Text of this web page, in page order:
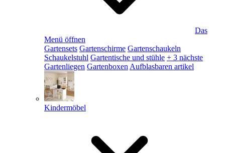
Das
Menü öffnen
Gartensets Gartenschirme Gartenschaukeln
Schaukelstuhl Gartentische und stühle + 3 nächste
Gartenliegen Gartenboxen Aufblasbaren artikel
Kindermöbel